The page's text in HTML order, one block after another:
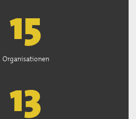
15
Organisationen
13